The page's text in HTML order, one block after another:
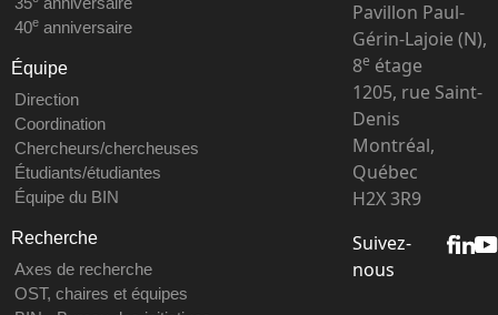
40eanniversaire
Équipe
Direction
Coordination
Chercheurs/chercheuses
Étudiants/étudiantes
Équipe du BIN
Recherche
Axes de recherche
OST, chaires et équipes
Pavillon Paul-
Gérin-Lajoie (N),
8e étage
1205, rue Saint-
Denis
Montréal,
Québec
H2X 3R9
Suivez-
nous